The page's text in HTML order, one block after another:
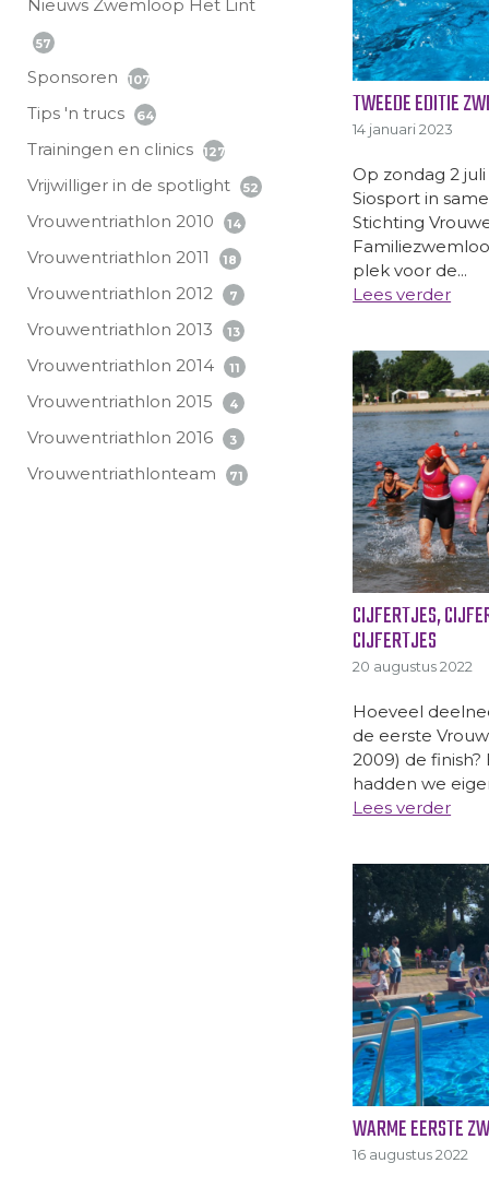
Nieuws Zwemloop Het Lint
57
Sponsoren 107
Tips 'n trucs 64
Trainingen en clinics 127
Vrijwilliger in de spotlight 52
Vrouwentriathlon 2010 14
Vrouwentriathlon 2011 18
Vrouwentriathlon 2012 7
Vrouwentriathlon 2013 13
Vrouwentriathlon 2014 11
Vrouwentriathlon 2015 4
Vrouwentriathlon 2016 3
Vrouwentriathlonteam 71
TWEEDE EDITIE
14 januari 2023
Op zondag 2
Siosport in
Stichting
plek voor de...
Lees verder
CIJFERTJES,
CIJFERTJES
20 augustus 2022
Hoeveel
de eerste
2009) de
hadden we
Lees verder
WARME EERSTE
16 augustus 2022